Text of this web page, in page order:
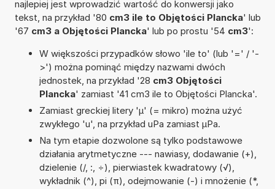
najlepiej jest wprowadzić wartość do konwersji jako
tekst, na przykład '80 cm3 ile to Objętości Plancka' lub
'67 cm3 a Objętości Plancka' lub po prostu '54 cm3':
W większości przypadków słowo 'ile to' (lub '=' / '-
>') można pominąć między nazwami dwóch
jednostek, na przykład '28 cm3 Objętości
Plancka' zamiast '41 cm3 ile to Objętości Plancka'.
Zamiast greckiej litery 'µ' (= mikro) można użyć
zwykłego 'u', na przykład uPa zamiast µPa.
Na tym etapie dozwolone są tylko podstawowe
działania arytmetyczne --- nawiasy, dodawanie (+),
dzielenie (/, :, ÷), pierwiastek kwadratowy (√),
wykładnik (^), pi (π), odejmowanie (-) i mnożenie (*,